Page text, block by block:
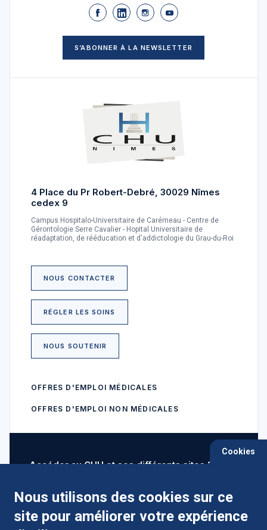
S’ABONNER À LA NEWSLETTER
4 Place du Pr Robert-Debré, 30029 Nîmes
cedex 9
Campus Hospitalo-Universitaire de Carémeau - Centre de
Gérontologie Serre Cavalier - Hopital Universitaire de
réadaptation, de rééducation et d'addictologie du Grau-du-Roi
NOUS CONTACTER
RÉGLER LES SOINS
NOUS SOUTENIR
OFFRES D'EMPLOI MÉDICALES
OFFRES D'EMPLOI NON MÉDICALES
Accéder au CHU et ses différents sites ?
Cookies
Nous utilisons des cookies sur ce
site pour améliorer votre expérience